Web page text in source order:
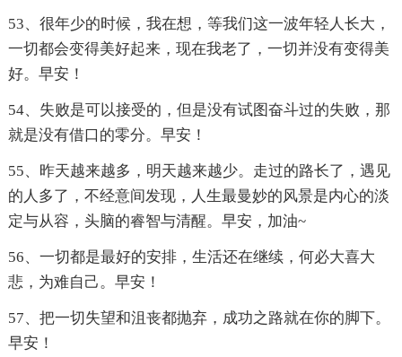
53、很年少的时候，我在想，等我们这一波年轻人长大，
一切都会变得美好起来，现在我老了，一切并没有变得美
好。早安！
54、失败是可以接受的，但是没有试图奋斗过的失败，那
就是没有借口的零分。早安！
55、昨天越来越多，明天越来越少。走过的路长了，遇见
的人多了，不经意间发现，人生最曼妙的风景是内心的淡
定与从容，头脑的睿智与清醒。早安，加油~
56、一切都是最好的安排，生活还在继续，何必大喜大
悲，为难自己。早安！
57、把一切失望和沮丧都抛弃，成功之路就在你的脚下。
早安！